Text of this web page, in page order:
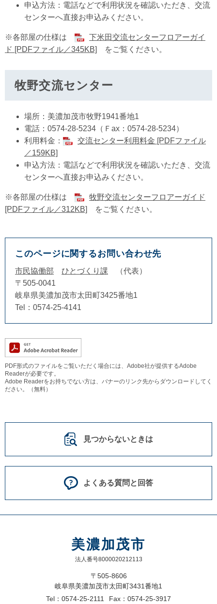
申込方法：電話などで利用状況を確認いただき、交流
センターへ直接お申込みください。
※各部屋の仕様は
下米田交流センターフロアーガイ
ド [PDFファイル／345KB]
をご覧ください。
牧野交流センター
場所：美濃加茂市牧野1941番地1
電話：0574-28-5234（Ｆax：0574-28-5234）
利用料金：
交流センター利用料金 [PDFファイル
／159KB]
申込方法：電話などで利用状況を確認いただき、交流
センターへ直接お申込みください。
※各部屋の仕様は
牧野交流センターフロアーガイド
[PDFファイル／312KB]
をご覧ください。
このページに関するお問い合わせ先
市民協働部 ひとづくり課
代表
〒505-0041
岐阜県美濃加茂市太田町3425番地1
Tel：0574‐25-4141
PDF形式のファイルをご覧いただく場合には、Adobe社が提供するAdobe
Readerが必要です。
Adobe Readerをお持ちでない方は、バナーのリンク先からダウンロードしてく
ださい。（無料）
見つからないときは
よくある質問と回答
美濃加茂市
法人番号8000020212113
〒505-8606
岐阜県美濃加茂市太田町3431番地1
Tel：0574-25-2111
Fax：0574-25-3917